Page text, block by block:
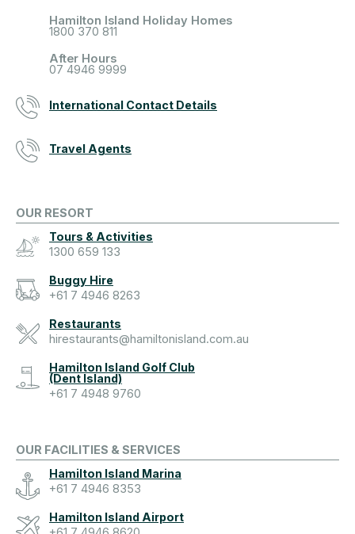
Hamilton Island Holiday Homes
1800 370 811
After Hours
07 4946 9999
International Contact Details
Travel Agents
OUR RESORT
Tours & Activities
1300 659 133
Buggy Hire
+61 7 4946 8263
Restaurants
hirestaurants@hamiltonisland.com.au
Hamilton Island Golf Club
(Dent Island)
+61 7 4948 9760
OUR FACILITIES & SERVICES
Hamilton Island Marina
+61 7 4946 8353
Hamilton Island Airport